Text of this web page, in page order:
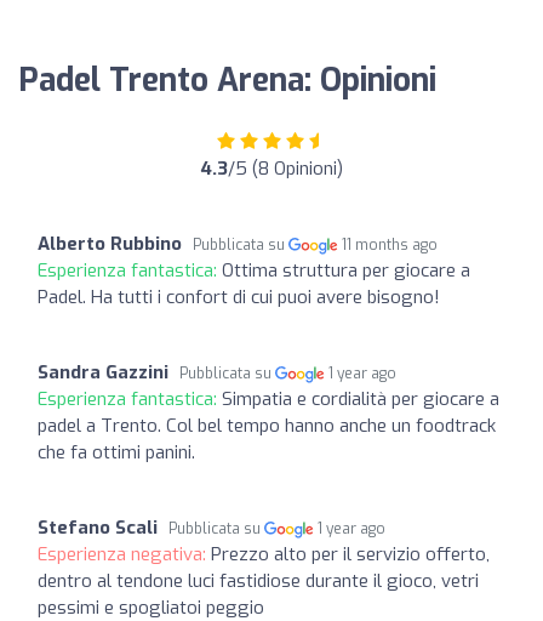
Padel Trento Arena: Opinioni
4.3/5 (8 Opinioni)
Alberto Rubbino Pubblicata su 11 months ago
Esperienza fantastica: Ottima struttura per giocare a
Padel. Ha tutti i confort di cui puoi avere bisogno!
Sandra Gazzini Pubblicata su 1 year ago
Esperienza fantastica: Simpatia e cordialità per giocare a
padel a Trento. Col bel tempo hanno anche un foodtrack
che fa ottimi panini.
Stefano Scali Pubblicata su 1 year ago
Esperienza negativa: Prezzo alto per il servizio offerto,
dentro al tendone luci fastidiose durante il gioco, vetri
pessimi e spogliatoi peggio